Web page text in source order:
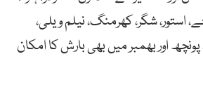
استور، شگر، کھرمنگ، نیلم ویلی،
پونچھ اور بھمبر میں بھی بارش کا امکان